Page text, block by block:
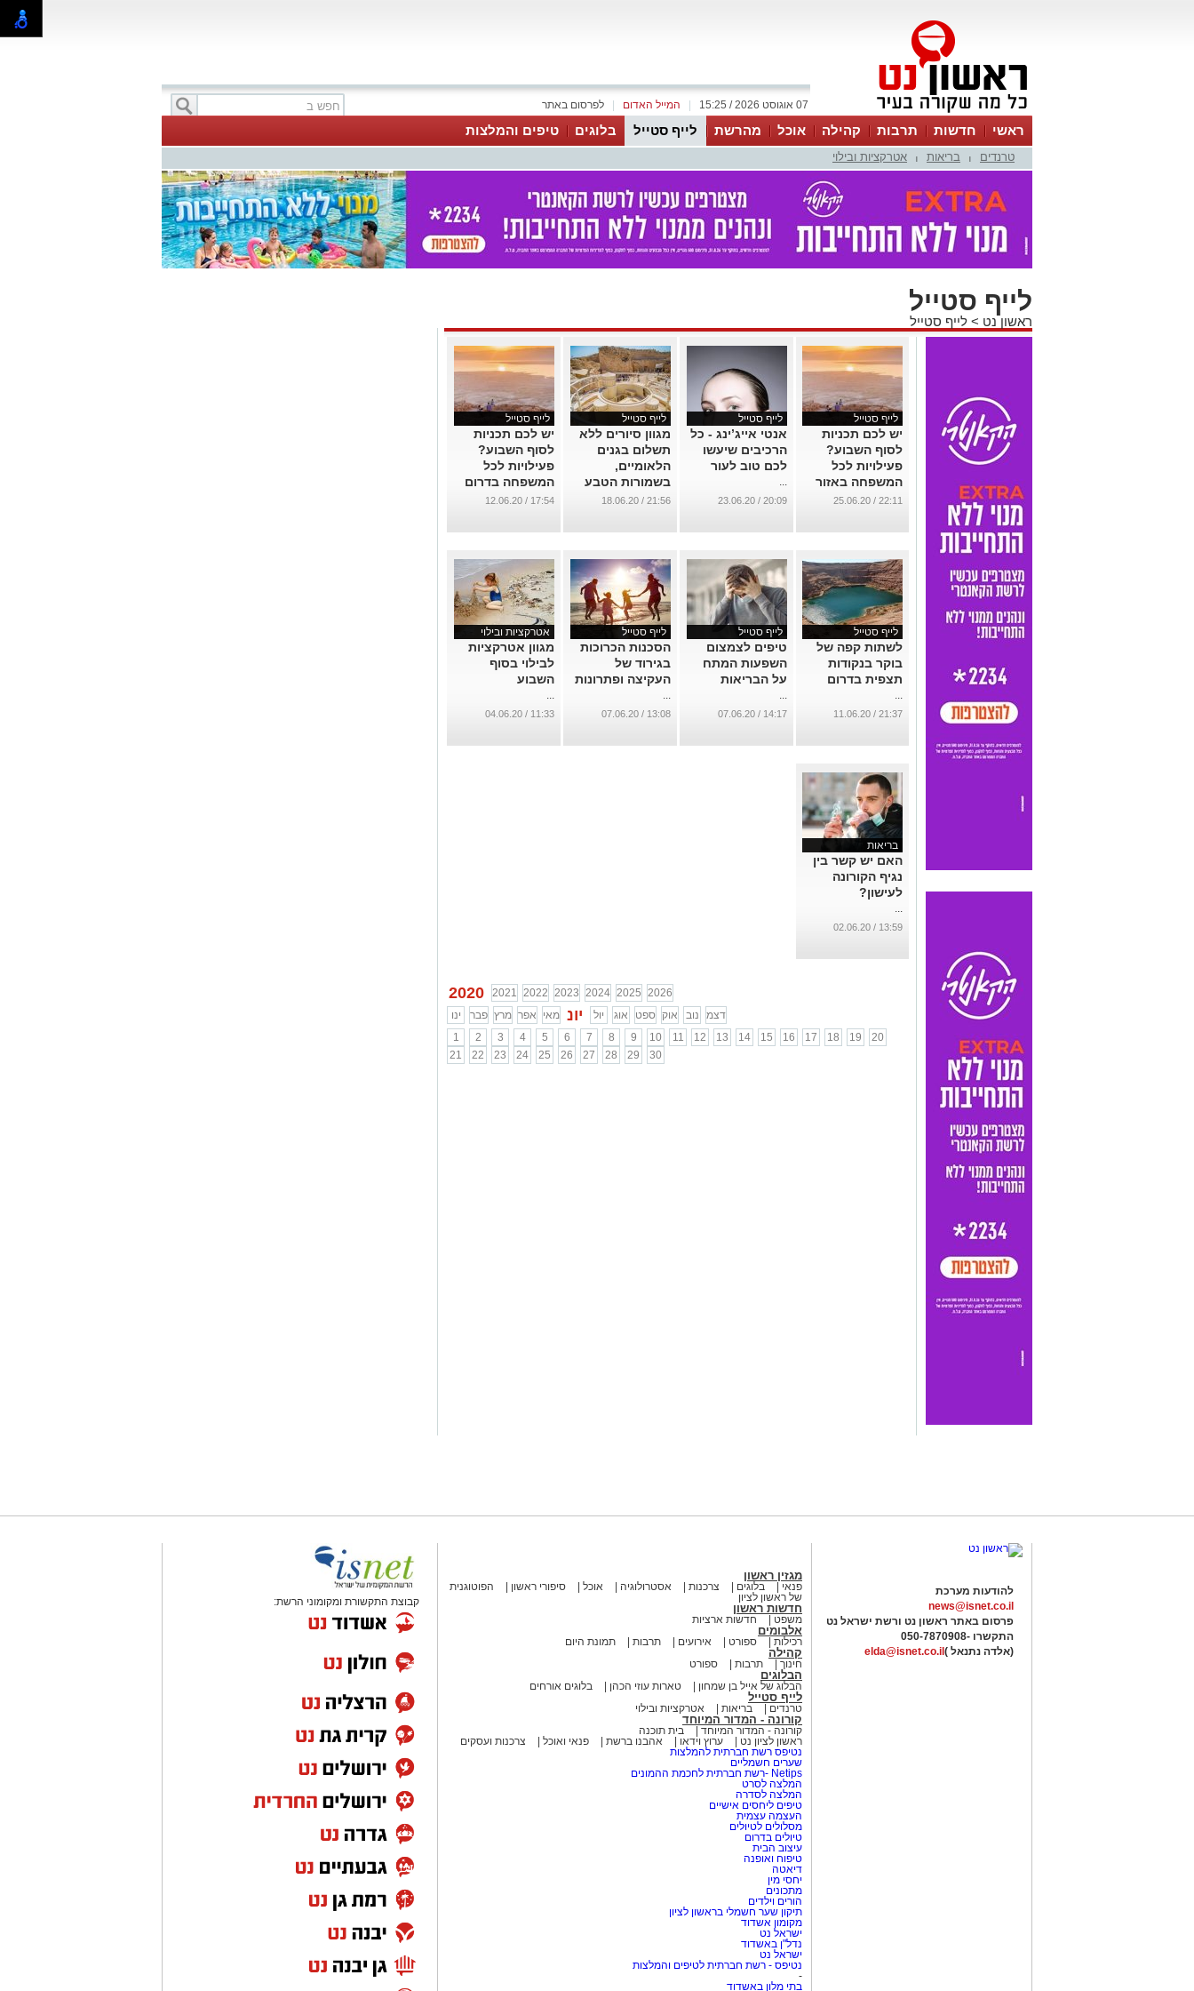
לפרסום באתר המייל האדום 07 אוגוסט 2026 / 15:25
ראשי חדשות תרבות קהילה אוכל מהרשת לייף סטייל בלוגים טיפים והמלצות
טרנדים בריאות אטרקציות ובילוי
לייף סטייל
ראשון נט > לייף סטייל
לייף סטייל
יש לכם תכניות
לסוף השבוע?
פעילויות לכל
המשפחה באזור
הדרום
22:11 / 25.06.20
לייף סטייל
אנטי אייג’ינג - כל
הרכיבים שיעשו
לכם טוב לעור
...
20:09 / 23.06.20
לייף סטייל
מגוון סיורים ללא
תשלום בגנים
הלאומיים,
בשמורות הטבע
...
21:56 / 18.06.20
לייף סטייל
יש לכם תכניות
לסוף השבוע?
פעילויות לכל
המשפחה בדרום
...
17:54 / 12.06.20
לייף סטייל
לשתות קפה של
בוקר בנקודות
תצפית בדרום
...
21:37 / 11.06.20
לייף סטייל
טיפים לצמצום
השפעות המתח
על הבריאות
...
14:17 / 07.06.20
לייף סטייל
הסכנות הכרוכות
בגירוד של
העקיצה ופתרונות
...
13:08 / 07.06.20
אטרקציות ובילוי
מגוון אטרקציות
לבילוי בסוף
השבוע
...
11:33 / 04.06.20
בריאות
האם יש קשר בין
נגיף הקורונה
לעישון?
...
13:59 / 02.06.20
2020 2021 2022 2023 2024 2025 2026
ינו
פבר מרץ אפר מאי יונ יול אוג ספט אוק נוב
דצמ
1
2 3 4 5 6 7 8 9 10 11 12 13 14 15 16 17 18 19
20
21
22 23 24 25 26 27 28 29 30
להודעות מערכת
news@isnet.co.il
פרסום באתר ראשון נט ורשת ישראל נט
התקשרו -050-7870908
(אלדה נתנאל ) elda@isnet.co.il
מגזין ראשון
פנאי בלוגים צרכנות אסטרולוגיה אוכל סיפורי ראשון
הפוטוגנית
של ראשון לציון
חדשות ראשון
משפט חדשות ארציות
אלבומים
רכילות ספורט אירועים תרבות תמונת היום
קהילה
חינוך תרבות ספורט
הבלוגים
הבלוג של אייל בן שמחון טארות עוזי הכהן בלוגים אורחים
לייף סטייל
טרנדים בריאות אטרקציות ובילוי
קורונה - המדור המיוחד
קורונה - המדור המיוחד
בית תוכנה
ראשון לציון נט
ערוץ וידאו אהבנו ברשת פנאי ואוכל
צרכנות ועסקים
נטיפס רשת חברתית להמלצות
שערים חשמליים
Netips -רשת חברתית לחכמת ההמונים
המלצה לסרט
המלצה לסדרה
טיפים ליחסים אישיים
העצמה עצמית
מסלולים לטיולים
טיולים בדרום
עיצוב הבית
טיפוח ואופנה
דיאטה
יחסי מין
מתכונים
הורים וילדים
תיקון שער חשמלי בראשון לציון
מקומון אשדוד
ישראל נט
נדל"ן באשדוד
ישראל נט
נטיפס - רשת חברתית לטיפים והמלצות
-
בתי מלון באשדוד
קבוצת התקשורת ומקומוני הרשת: